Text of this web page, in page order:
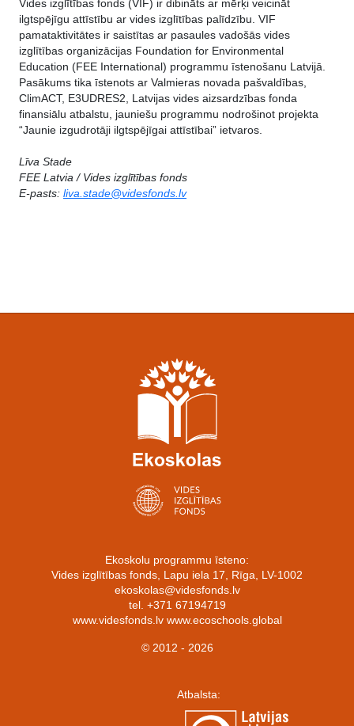
Vides izglītības fonds (VIF) ir dibināts ar mērķi veicināt
ilgtspējīgu attīstību ar vides izglītības palīdzību. VIF
pamataktivitātes ir saistītas ar pasaules vadošās vides
izglītības organizācijas Foundation for Environmental
Education (FEE International) programmu īstenošanu Latvijā.
Pasākums tika īstenots ar Valmieras novada pašvaldības,
ClimACT, E3UDRES2, Latvijas vides aizsardzības fonda
finansiālu atbalstu, jauniešu programmu nodrošinot projekta
“Jaunie izgudrotāji ilgtspējīgai attīstībai” ietvaros.
Līva Stade
FEE Latvia / Vides izglītības fonds
E-pasts: liva.stade@videsfonds.lv
Ekoskolu programmu īsteno:
Vides izglītības fonds, Lapu iela 17, Rīga, LV-1002
ekoskolas@videsfonds.lv
tel. +371 67194719
www.videsfonds.lv www.ecoschools.global
© 2012 - 2026
Atbalsta: